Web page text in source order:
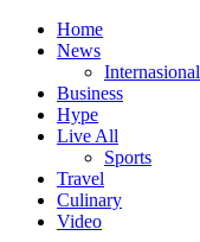
Home
News
Internasional
Business
Hype
Live All
Sports
Travel
Culinary
Video